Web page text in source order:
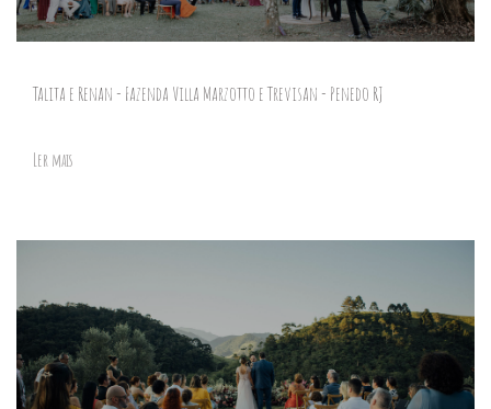
Talita e Renan - Fazenda Villa Marzotto e Trevisan - Penedo RJ
Ler mais